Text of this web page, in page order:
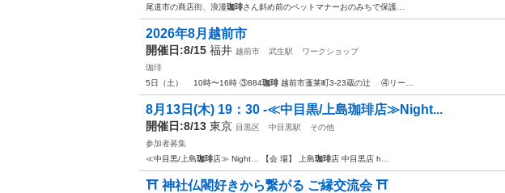
尾道市の商店街、浪漫珈琲さん斜め前のペットマナーおのみちで保護…
2026年8月越前市
開催日:8/15 福井 越前市 武生駅
ワークショップ
珈琲
5日（土） 10時〜16時 ③884珈琲 越前市蓬莱町3-23蔵の辻 ④リー…
8月13日(木) 19：30 -≪中目黒/上島珈琲店≫Night...
開催日:8/13 東京 目黒区 中目黒駅
その他
参加者募集
≪中目黒/上島珈琲店≫ Night… 【会 場】 上島珈琲店 中目黒店 h…
⛩️ 神社仏閣好きから繋がる ご縁交流会 ⛩️